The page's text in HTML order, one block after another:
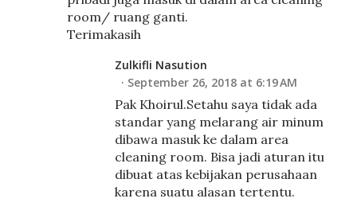
room/ ruang ganti.
Terimakasih
Zulkifli Nasution
September 26, 2018 at 6:19 AM
Pak Khoirul.Setahu saya tidak ada
standar yang melarang air minum
dibawa masuk ke dalam area
cleaning room. Bisa jadi aturan itu
dibuat atas kebijakan perusahaan
karena suatu alasan tertentu.